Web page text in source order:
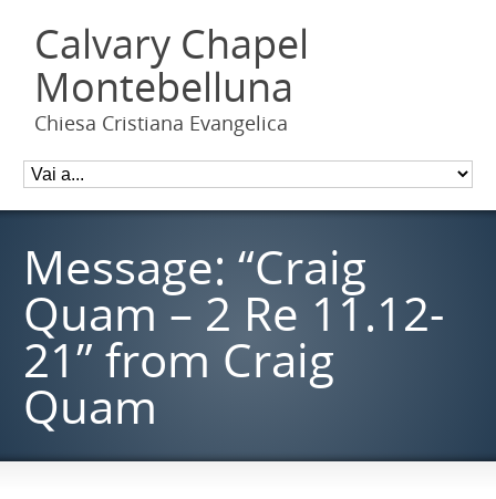
Calvary Chapel
Montebelluna
Chiesa Cristiana Evangelica
Message: “Craig
Quam – 2 Re 11.12-
21” from Craig
Quam